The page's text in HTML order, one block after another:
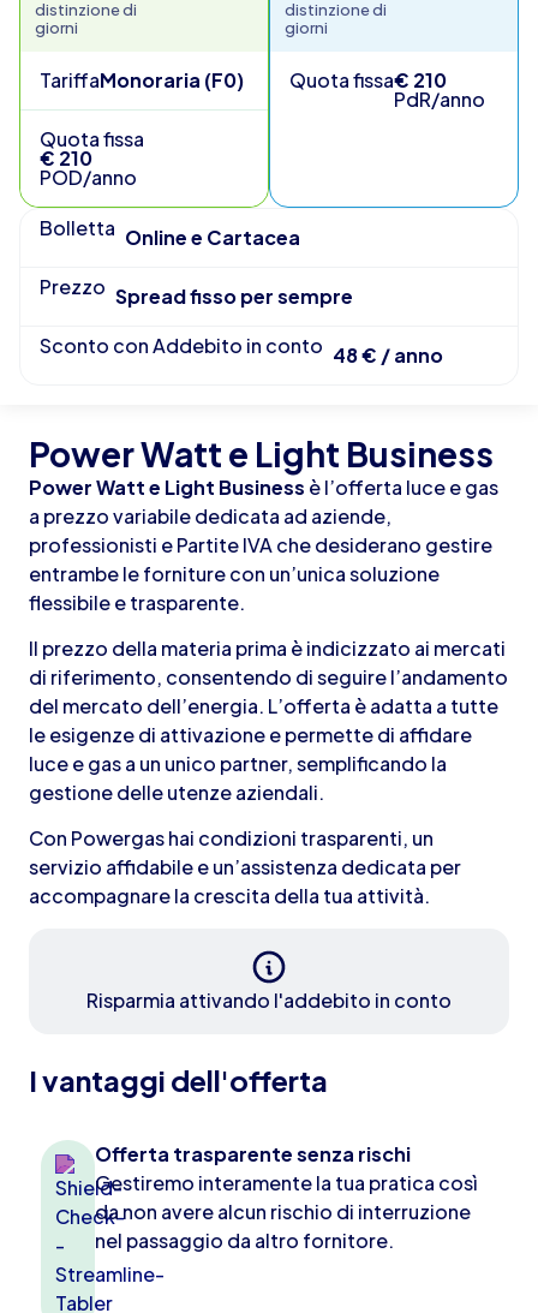
Power Watt e Light Business
Power Watt e Light Business è l’offerta luce e gas
a prezzo variabile dedicata ad aziende,
professionisti e Partite IVA che desiderano gestire
entrambe le forniture con un’unica soluzione
flessibile e trasparente.
Il prezzo della materia prima è indicizzato ai mercati
di riferimento, consentendo di seguire l’andamento
del mercato dell’energia. L’offerta è adatta a tutte
le esigenze di attivazione e permette di affidare
luce e gas a un unico partner, semplificando la
gestione delle utenze aziendali.
Con Powergas hai condizioni trasparenti, un
servizio affidabile e un’assistenza dedicata per
accompagnare la crescita della tua attività.
Risparmia attivando l'addebito in conto
I vantaggi dell'offerta
Offerta trasparente senza rischi
Gestiremo interamente la tua pratica così
da non avere alcun rischio di interruzione
nel passaggio da altro fornitore.
distinzione di
giorni
TariffaMonoraria (F0)
Quota fissa
€ 210
POD/anno
distinzione di
giorni
Quota fissa€ 210
PdR/anno
Bolletta Online e Cartacea
Prezzo Spread fisso per sempre
Sconto con Addebito in conto 48 € / anno